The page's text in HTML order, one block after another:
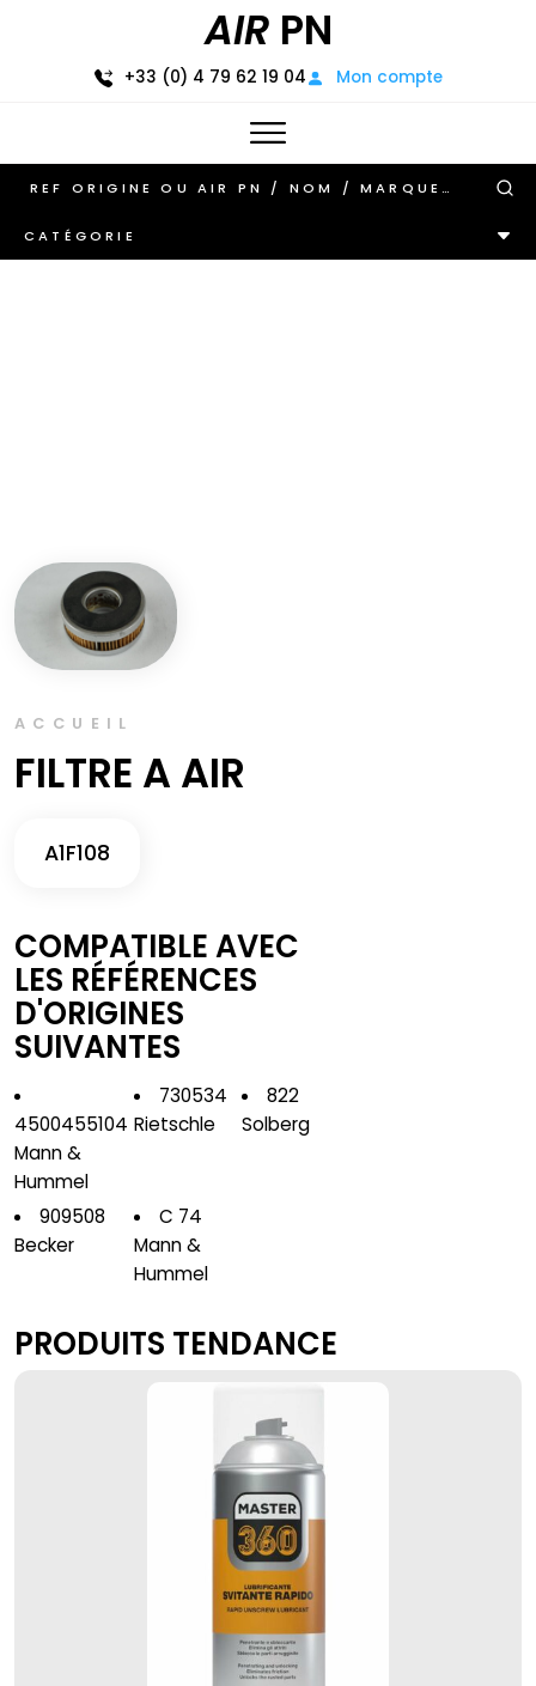
AIR PN
+33 (0) 4 79 62 19 04 Mon compte
CATÉGORIE
ACCUEIL
FILTRE A AIR
A1F108
COMPATIBLE AVEC
LES RÉFÉRENCES
D'ORIGINES
SUIVANTES
4500455104
Mann &
Hummel
730534
Rietschle
822
Solberg
909508
Becker
C 74
Mann &
Hummel
PRODUITS TENDANCE